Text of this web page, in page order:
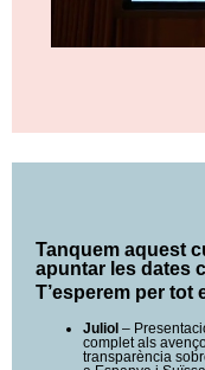
Tanquem aquest
apuntar les dates
T’esperem per tot
Juliol –
complet als
transparència